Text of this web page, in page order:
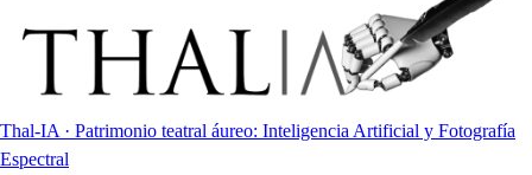
Thal-IA · Patrimonio teatral áureo: Inteligencia Artificial y Fotografía
Espectral